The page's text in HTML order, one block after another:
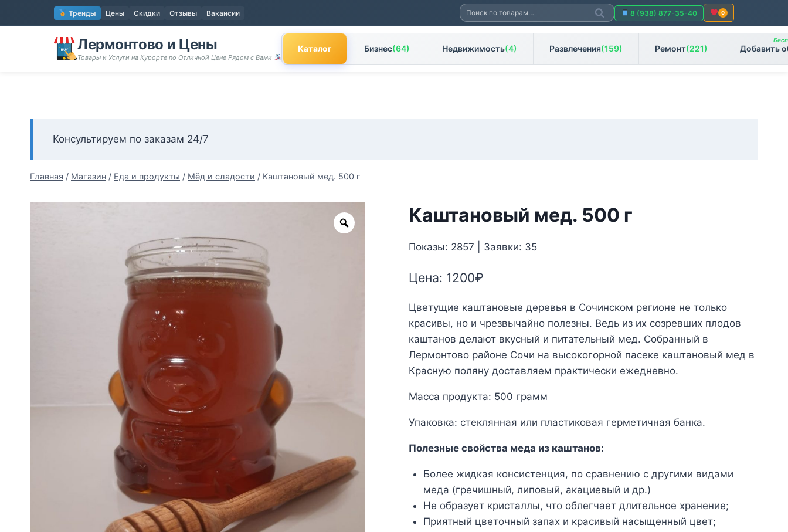
к
содержимому
Тренды Цены Скидки Отзывы Вакансии Искать:
Поиск
8 (938) 877-35-40 0
Лермонтово и Цены
Товары и Услуги на Курорте по Отличной Цене Рядом с Вами
Каталог Бизнес(64) Недвижимость(4) Развлечения(159) Ремонт(221) Добавить
Консультируем по заказам 24/7
Главная / Магазин / Еда и продукты / Мёд и сладости / Каштановый мед. 500 г
Zoom Каштановый мед. 500 г
Показы: 2857 | Заявки: 35
Цена: 1200₽
Цветущие каштановые деревья в Сочинском регионе не только
красивы, но и чрезвычайно полезны. Ведь из их созревших плодов
каштанов делают вкусный и питательный мед. Собранный в
Лермонтово районе Сочи на высокогорной пасеке каштановый мед в
Красную поляну доставляем практически ежедневно.
Масса продукта: 500 грамм
Упаковка: стеклянная или пластиковая герметичная банка.
Полезные свойства меда из каштанов:
Более жидкая консистенция, по сравнению с другими видами
меда (гречишный, липовый, акациевый и др.)
Не образует кристаллы, что облегчает длительное хранение;
Приятный цветочный запах и красивый насыщенный цвет;